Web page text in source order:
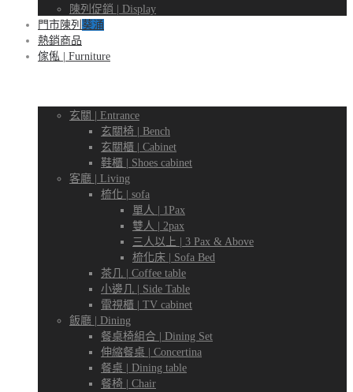
木
傢
陳列促銷 | Display
門市陳列 葵涌
熱銷商品
傢俬 | Furniture
玄關 | Entrance
玄關椅 | Bench
玄關櫃 | Cabinet
鞋櫃 | Shoes cabinet
客廳 | Living
梳化 | sofa
單人 | 1Pax
雙人 | 2pax
三人以上 | 3 Pax & Above
梳化床 | Sofa Bed
茶几 | Coffee table
小邊几 | Side Table
電視櫃 | TV cabinet
飯廳 | Dining
餐桌椅組合 | Dining Set
伸縮餐桌 | Concertina
餐桌 | Dining table
餐椅 | Chair